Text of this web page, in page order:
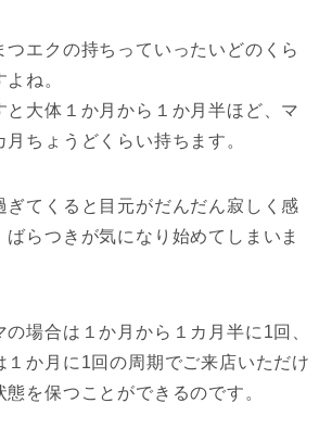
つエクの持ちっていったいどのくら
ね。
と大体１か月から１か月半ほど、マ
ちょうどくらい持ちます。
ぎてくると目元がだんだん寂しく感
ばらつきが気になり始めてしまいま
場合は１か月から１カ月半に1回、
１か月に1回の周期でご来店いただけ
を保つことができるのです。